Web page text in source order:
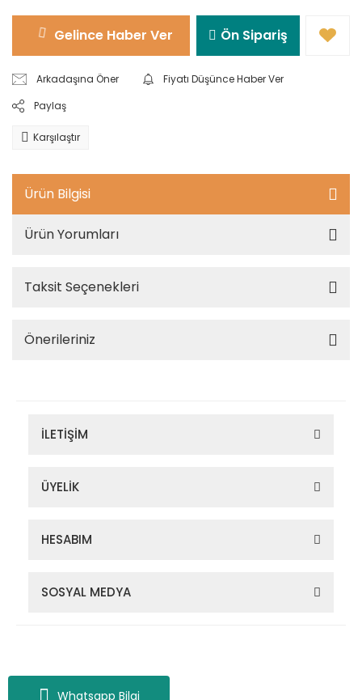
Whatsapp Bilgi
Gelince Haber Ver Ön Sipariş
Arkadaşına Öner
Fiyatı Düşünce Haber Ver
Paylaş
Karşılaştır
Ürün Bilgisi
Ürün Yorumları
Taksit Seçenekleri
Önerileriniz
İLETİŞİM
ÜYELİK
HESABIM
SOSYAL MEDYA